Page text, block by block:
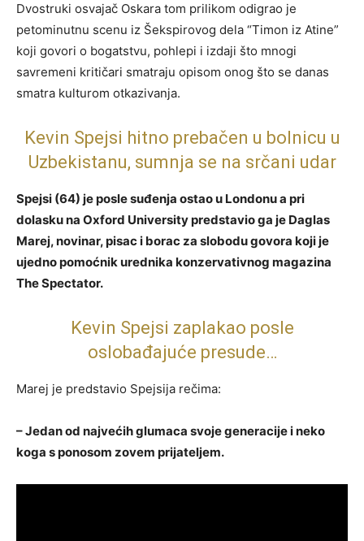
Dvostruki osvajač Oskara tom prilikom odigrao je
petominutnu scenu iz Šekspirovog dela “Timon iz Atine”
koji govori o bogatstvu, pohlepi i izdaji što mnogi
savremeni kritičari smatraju opisom onog što se danas
smatra kulturom otkazivanja.
Kevin Spejsi hitno prebačen u bolnicu u
Uzbekistanu, sumnja se na srčani udar
Spejsi (64) je posle suđenja ostao u Londonu a pri
dolasku na Oxford University predstavio ga je Daglas
Marej, novinar, pisac i borac za slobodu govora koji je
ujedno pomoćnik urednika konzervativnog magazina
The Spectator.
Kevin Spejsi zaplakao posle
oslobađajuće presude…
Marej je predstavio Spejsija rečima:
– Jedan od najvećih glumaca svoje generacije i neko
koga s ponosom zovem prijateljem.